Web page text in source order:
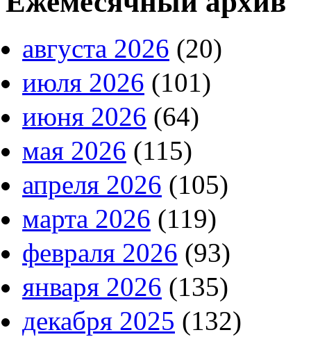
августа 2026 (20)
июля 2026 (101)
июня 2026 (64)
мая 2026 (115)
апреля 2026 (105)
марта 2026 (119)
февраля 2026 (93)
января 2026 (135)
декабря 2025 (132)